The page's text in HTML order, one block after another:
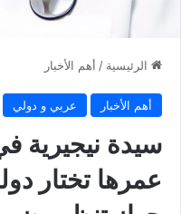
الرئيسية / أهم الأخبار
أهم الأخبار عربي و دولي
سيدة نيجيرية
عمرها تختار